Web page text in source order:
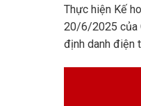
Thực hiện Kế
20/6/2025 của
định danh điện